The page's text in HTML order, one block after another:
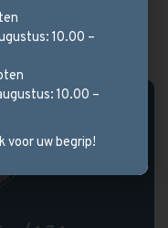
10.00 –
10.00 –
voor uw begrip!